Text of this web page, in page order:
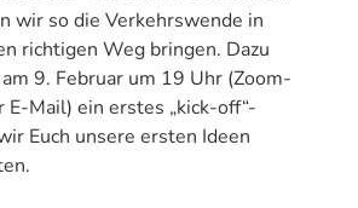
wir so die Verkehrswende in
richtigen Weg bringen. Dazu
9. Februar um 19 Uhr (Zoom-
E-Mail) ein erstes „kick-off“-
Euch unsere ersten Ideen